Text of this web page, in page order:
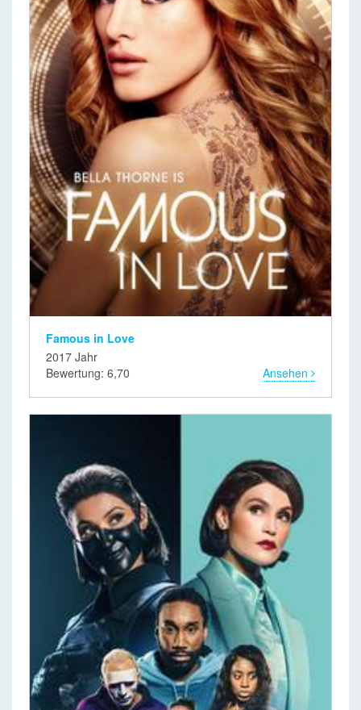
Famous in Love
2017 Jahr
Bewertung: 6,70
Ansehen